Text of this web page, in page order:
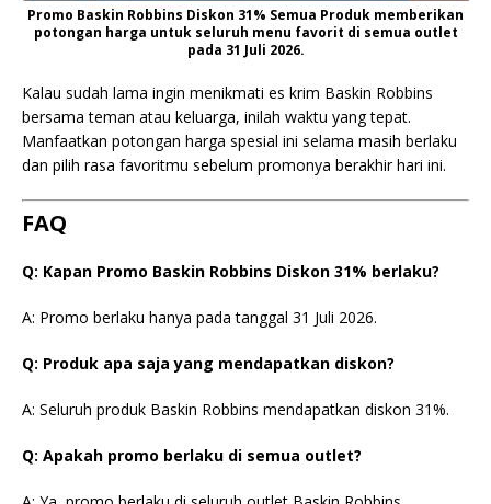
Promo Baskin Robbins Diskon 31% Semua Produk memberikan
potongan harga untuk seluruh menu favorit di semua outlet
pada 31 Juli 2026.
Kalau sudah lama ingin menikmati es krim Baskin Robbins
bersama teman atau keluarga, inilah waktu yang tepat.
Manfaatkan potongan harga spesial ini selama masih berlaku
dan pilih rasa favoritmu sebelum promonya berakhir hari ini.
FAQ
Q: Kapan Promo Baskin Robbins Diskon 31% berlaku?
A: Promo berlaku hanya pada tanggal 31 Juli 2026.
Q: Produk apa saja yang mendapatkan diskon?
A: Seluruh produk Baskin Robbins mendapatkan diskon 31%.
Q: Apakah promo berlaku di semua outlet?